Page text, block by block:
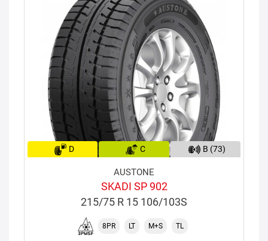
D C B (73)
AUSTONE
SKADI SP 902
215/75 R 15 106/103S
8PR LT M+S TL